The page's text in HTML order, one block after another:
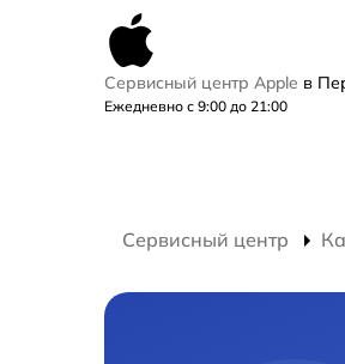
Сервисный центр Apple в
Ежедневно с 9:00 до 21:00
Сервисный центр